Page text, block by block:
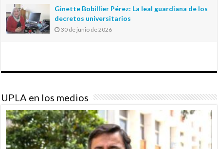
Ginette Bobillier Pérez: La leal guardiana de los
decretos universitarios
30 de junio de 2026
UPLA en los medios